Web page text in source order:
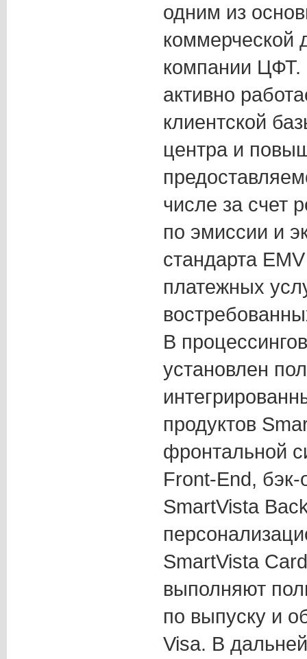
одним из
коммерческой
компании ЦФТ.
активно
клиентской
центра и
числе за счет
по эмиссии и
стандарта
платежных
В
установлен
продуктов
фронтальной
Front-End,
SmartVista
SmartVista
выполняют
по выпуску и
Visa. В